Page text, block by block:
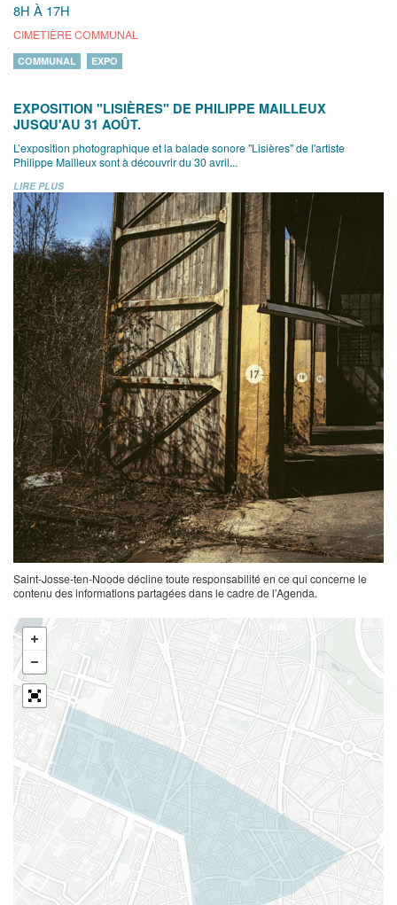
8H À 17H
CIMETIÈRE COMMUNAL
COMMUNAL EXPO
EXPOSITION "LISIÈRES" DE PHILIPPE MAILLEUX
JUSQU'AU 31 AOÛT.
L’exposition photographique et la balade sonore "Lisières" de l'artiste
Philippe Mailleux sont à découvrir du 30 avril...
LIRE PLUS
Saint-Josse-ten-Noode décline toute responsabilité en ce qui concerne le
contenu des informations partagées dans le cadre de l’Agenda.